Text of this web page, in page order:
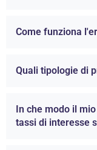
Come funziona
Quali tipologie di
In che modo il
tassi di interesse